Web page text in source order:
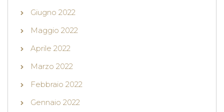
Giugno 2022
Maggio 2022
Aprile 2022
Marzo 2022
Febbraio 2022
Gennaio 2022